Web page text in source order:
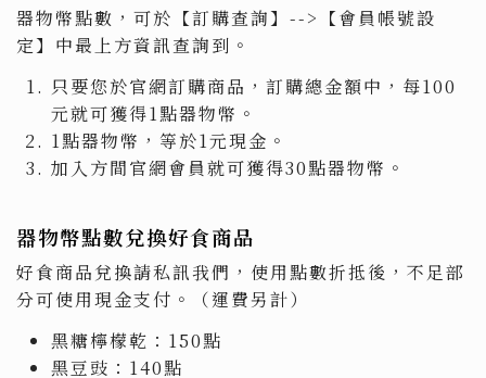
器物幣點數，可於【訂購查詢】-->【會員帳號設
定】中最上方資訊查詢到。
只要您於官網訂購商品，訂購總金額中，每100
元就可獲得1點器物幣。
1點器物幣，等於1元現金。
加入方間官網會員就可獲得30點器物幣。
器物幣點數兌換好食商品
好食商品兌換請私訊我們，使用點數折抵後，不足部
分可使用現金支付。（運費另計）
黑糖檸檬乾：150點
黑豆豉：140點